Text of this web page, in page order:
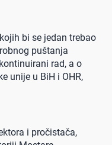
bi se jedan trebao
puštanja
rad, a o
unije u BiH i OHR,
i pročistača,